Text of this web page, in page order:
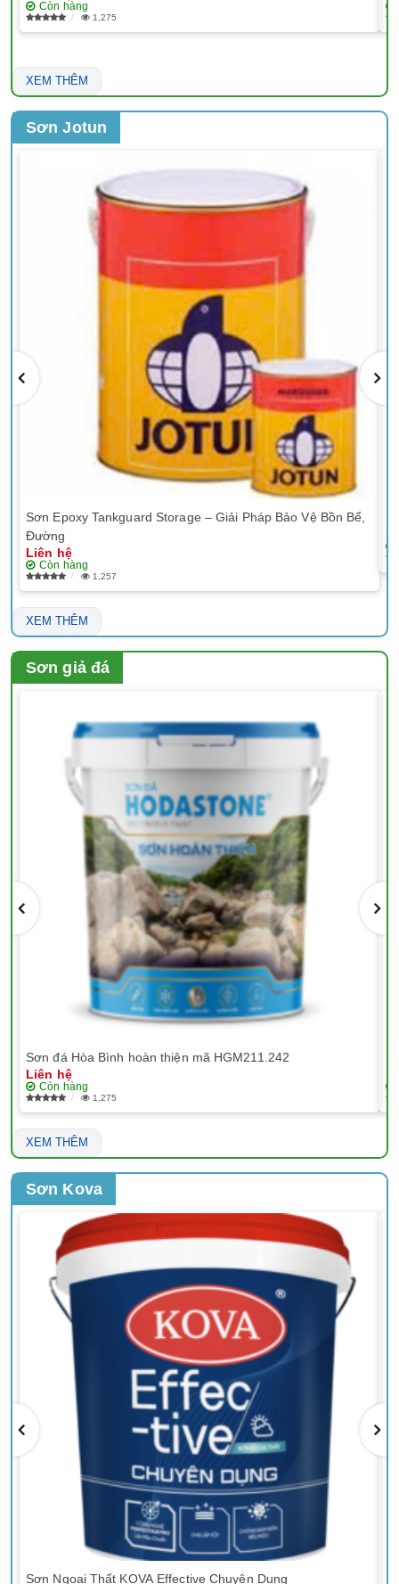
Còn hàng
1,275
XEM THÊM
Sơn Jotun
Sơn Epoxy Tankguard Storage – Giải Pháp Bảo Vệ Bồn Bể,
Đường
Liên hệ
Còn hàng
1,257
XEM THÊM
Sơn giả đá
Sơn đá Hòa Bình hoàn thiện mã HGM211.242
Liên hệ
Còn hàng
1,275
XEM THÊM
Sơn Kova
Sơn Ngoại Thất KOVA Effective Chuyên Dụng